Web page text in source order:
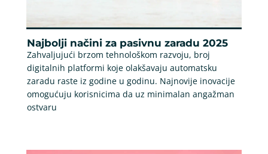
Najbolji načini za pasivnu zaradu 2025
Zahvaljujući brzom tehnološkom razvoju, broj
digitalnih platformi koje olakšavaju automatsku
zaradu raste iz godine u godinu. Najnovije inovacije
omogućuju korisnicima da uz minimalan angažman
ostvaru